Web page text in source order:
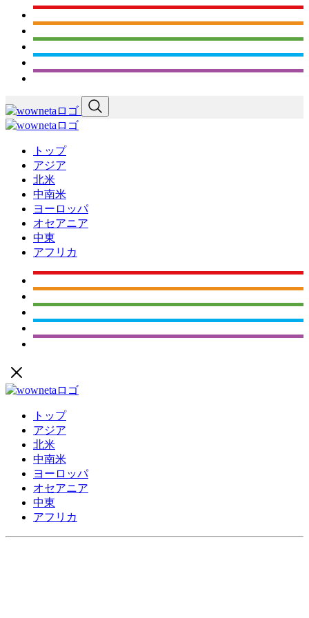
トップ
アジア
北米
中南米
ヨーロッパ
オセアニア
中東
アフリカ
トップ
アジア
北米
中南米
ヨーロッパ
オセアニア
中東
アフリカ